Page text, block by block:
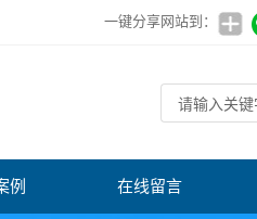
一键分享网站到：
例 在线留言